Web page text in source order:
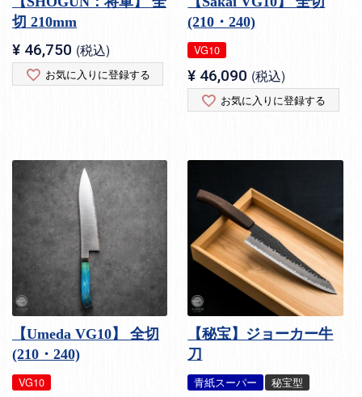
切 210mm
¥ 46,750 税込
お気に入りに登録する
(210・240)
VG10
¥ 46,090 税込
お気に入りに登録する
【Umeda VG10】 全切
(210・240)
VG10
【秘宝】ジョーカー牛
刀
青紙スーパー 秘宝型